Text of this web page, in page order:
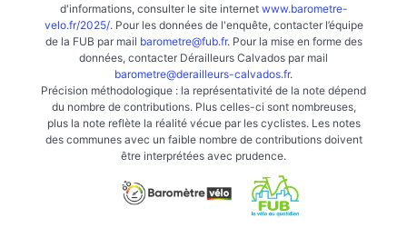
d'informations, consulter le site internet www.barometre-
velo.fr/2025/. Pour les données de l'enquête, contacter l’équipe
de la FUB par mail barometre@fub.fr. Pour la mise en forme des
données, contacter Dérailleurs Calvados par mail
barometre@derailleurs-calvados.fr.
Précision méthodologique : la représentativité de la note dépend
du nombre de contributions. Plus celles-ci sont nombreuses,
plus la note reflète la réalité vécue par les cyclistes. Les notes
des communes avec un faible nombre de contributions doivent
être interprétées avec prudence.